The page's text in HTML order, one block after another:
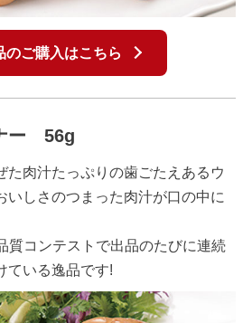
のご購入はこちら
ー 56g
た肉汁たっぷりの歯ごたえあるウ
いしさのつまった肉汁が口の中に
質コンテストで出品のたびに連続
ている逸品です!